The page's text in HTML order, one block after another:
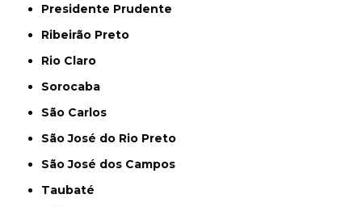
Presidente Prudente
Ribeirão Preto
Rio Claro
Sorocaba
São Carlos
São José do Rio Preto
São José dos Campos
Taubaté